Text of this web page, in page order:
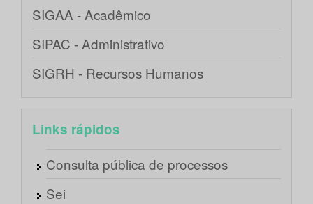
SIGAA - Acadêmico
SIPAC - Administrativo
SIGRH - Recursos Humanos
Links rápidos
Consulta pública de processos
Sei